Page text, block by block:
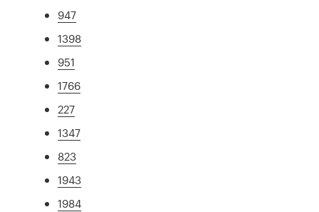
947
1398
951
1766
227
1347
823
1943
1984